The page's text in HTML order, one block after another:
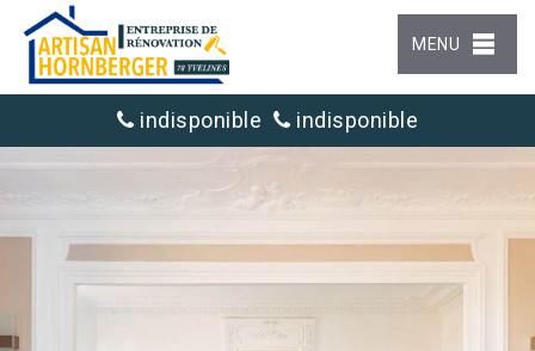
MENU
indisponible indisponible